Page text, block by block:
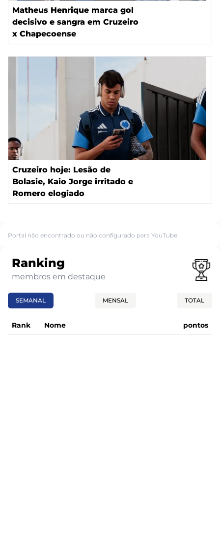
Matheus Henrique marca gol
decisivo e sangra em Cruzeiro
x Chapecoense
Cruzeiro hoje: Lesão de
Bolasie, Kaio Jorge irritado e
Romero elogiado
Portal não encontrado ou não configurado para YouTube.
Ranking
membros em destaque
SEMANAL MENSAL TOTAL
Rank Nome pontos